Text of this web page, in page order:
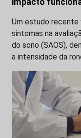
impacto
Um estudo recente
sintomas na
do sono (SAOS),
a intensidade da